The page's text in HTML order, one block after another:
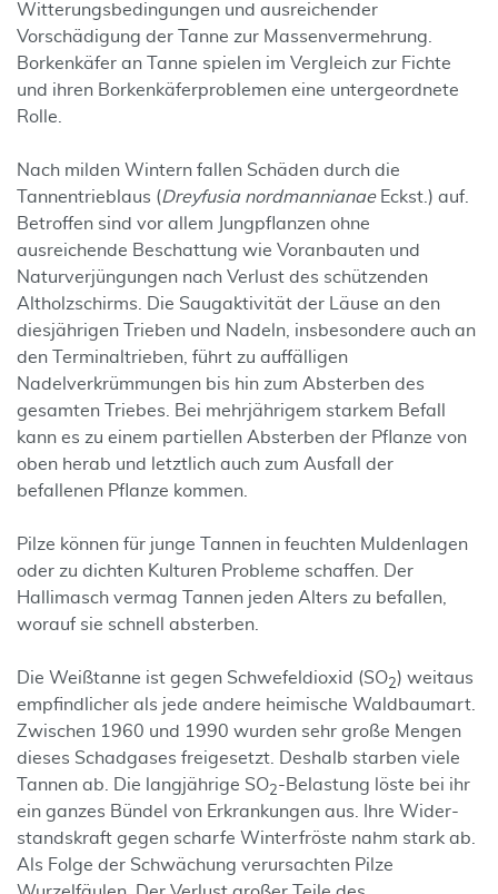
Witterungsbedingungen und ausreichender
Vorschädigung der Tanne zur Massenvermehrung.
Borkenkäfer an Tanne spielen im Vergleich zur Fichte
und ihren Borkenkäferproblemen eine untergeordnete
Rolle.
Nach milden Wintern fallen Schäden durch die
Tannentrieblaus (Dreyfusia nordmannianae Eckst.) auf.
Betroffen sind vor allem Jungpflanzen ohne
ausreichende Beschattung wie Voranbauten und
Naturverjüngungen nach Verlust des schützenden
Altholzschirms. Die Saugaktivität der Läuse an den
diesjährigen Trieben und Nadeln, insbesondere auch an
den Terminaltrieben, führt zu auffälligen
Nadelverkrümmungen bis hin zum Absterben des
gesamten Triebes. Bei mehrjährigem starkem Befall
kann es zu einem partiellen Absterben der Pflanze von
oben herab und letztlich auch zum Ausfall der
befallenen Pflanze kommen.
Pilze können für junge Tannen in feuchten Muldenlagen
oder zu dichten Kulturen Probleme schaffen. Der
Hallimasch vermag Tannen jeden Alters zu befallen,
worauf sie schnell absterben.
Die Weißtanne ist gegen Schwefeldioxid (SO2) weitaus
empfindlicher als jede andere heimische Waldbaumart.
Zwischen 1960 und 1990 wurden sehr große Mengen
dieses Schadgases freigesetzt. Deshalb starben viele
Tannen ab. Die langjährige SO2-Belastung löste bei ihr
ein ganzes Bündel von Erkrankungen aus. Ihre Wider-
standskraft gegen scharfe Winterfröste nahm stark ab.
Als Folge der Schwächung verursachten Pilze